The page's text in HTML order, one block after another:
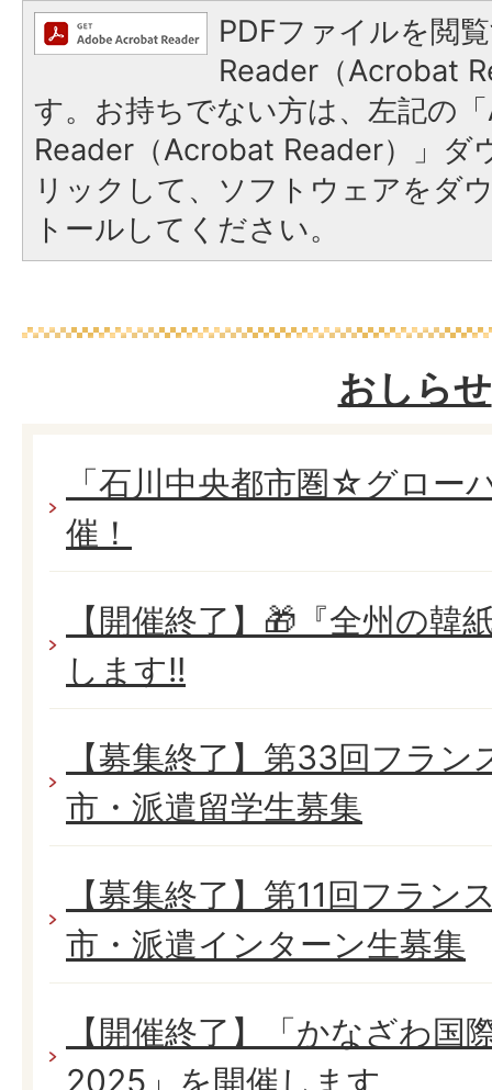
PDFファイルを閲
Reader（Acrobat
す。お持ちでない方は、左記の
Reader（Acrobat Reader）」ダ
リックして、ソフトウェアをダ
トールしてください。
おしらせ
「石川中央都市圏☆グロー
催！
【開催終了】🎁『全州の韓
します!!
【募集終了】第33回フラ
市・派遣留学生募集
【募集終了】第11回フラン
市・派遣インターン生募集
【開催終了】「かなざわ国
2025」を開催します